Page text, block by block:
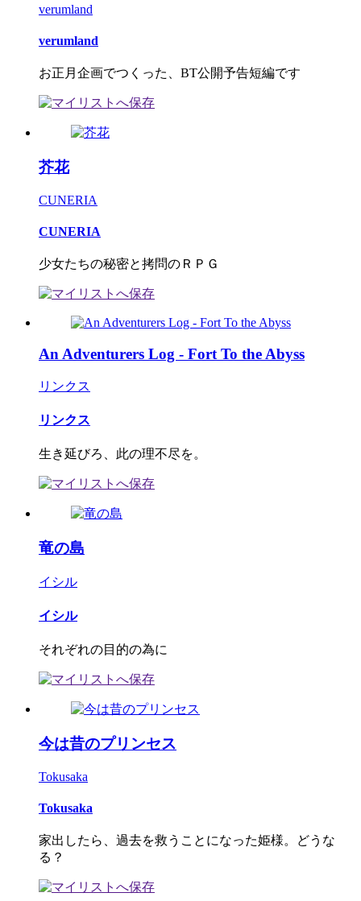
verumland
verumland
お正月企画でつくった、BT公開予告短編です
芥花
CUNERIA
CUNERIA
少女たちの秘密と拷問のＲＰＧ
An Adventurers Log - Fort To the Abyss
リンクス
リンクス
生き延びろ、此の理不尽を。
竜の島
イシル
イシル
それぞれの目的の為に
今は昔のプリンセス
Tokusaka
Tokusaka
家出したら、過去を救うことになった姫様。どうな
る？